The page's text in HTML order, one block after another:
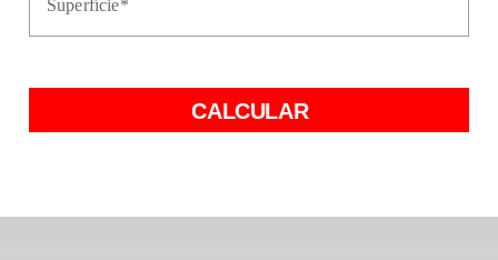
Superfície*
CALCULAR